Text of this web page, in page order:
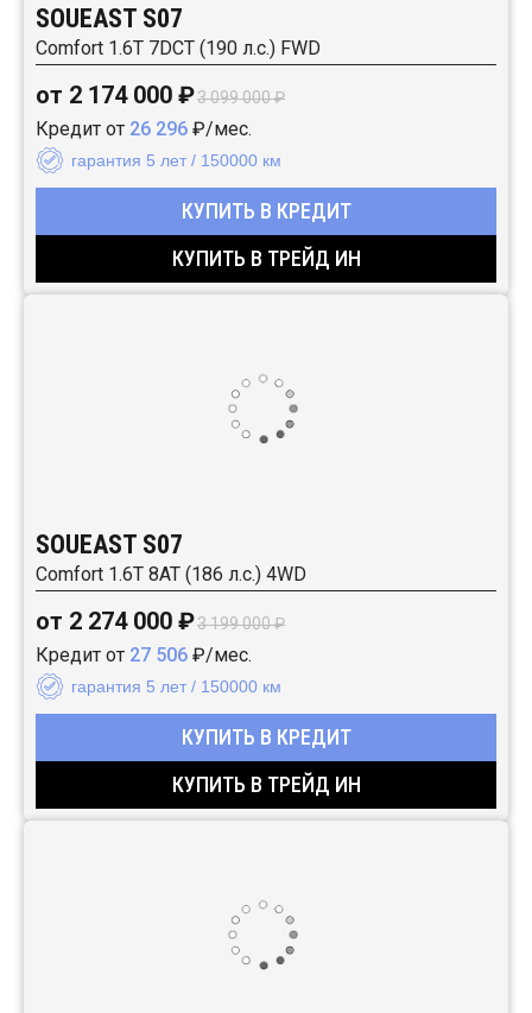
SOUEAST S07
Comfort 1.6T 7DCT (190 л.с.) FWD
от 2 174 000 ₽3 099 000 ₽
Кредит от 26 296 ₽/мес.
гарантия 5 лет / 150000 км
КУПИТЬ В КРЕДИТ
КУПИТЬ В ТРЕЙД ИН
SOUEAST S07
Comfort 1.6T 8AT (186 л.с.) 4WD
от 2 274 000 ₽3 199 000 ₽
Кредит от 27 506 ₽/мес.
гарантия 5 лет / 150000 км
КУПИТЬ В КРЕДИТ
КУПИТЬ В ТРЕЙД ИН